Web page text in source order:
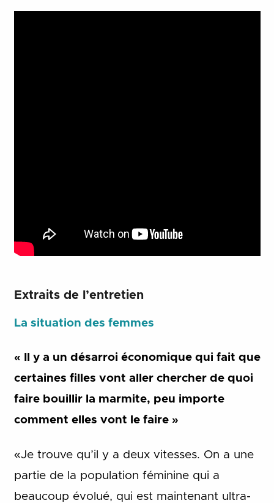
Extraits de l’entretien
La situation des femmes
« Il y a un désarroi économique qui fait que
certaines filles vont aller chercher de quoi
faire bouillir la marmite, peu importe
comment elles vont le faire »
«Je trouve qu’il y a deux vitesses. On a une
partie de la population féminine qui a
beaucoup évolué, qui est maintenant ultra-